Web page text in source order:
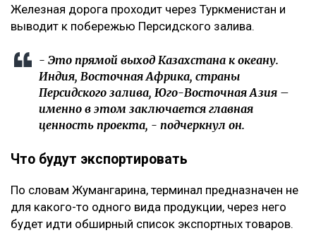
Железная дорога проходит через Туркменистан и
выводит к побережью Персидского залива.
- Это прямой выход Казахстана к океану.
Индия, Восточная Африка, страны
Персидского залива, Юго-Восточная Азия –
именно в этом заключается главная
ценность проекта, - подчеркнул он.
Что будут экспортировать
По словам Жумангарина, терминал предназначен не
для какого-то одного вида продукции, через него
будет идти обширный список экспортных товаров.